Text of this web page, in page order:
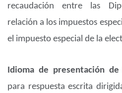
recaudación entre las
relación a los impuestos
el impuesto especial de la
Idioma de presentación de
para respuesta escrita